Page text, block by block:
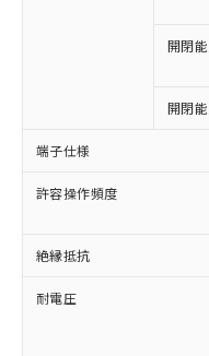
開閉
開閉
端子仕様
許容操作頻度
絶縁抵抗
耐電圧
ご利用条
ご利用ください。
本サービ
商品の当
(税抜)を
当社制御
本サービ
ことをご
在庫状況
対応予定：EU
有に対応した
対応予定なし
非含有に非対
定はありません。
調査・確認中
非含有の対応状
害物質有無と関
仕入先様の事
いたものが、
むを得ず変更
※1 中国
「○」：最大均
基準値以下であ
「×」：最大均
基準値を超え
「－」：未確認
当社は、
為替およ